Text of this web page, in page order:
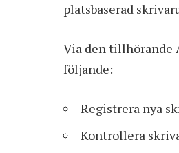
platsbaserad
Via den tillhörande
följande:
Registrera nya
Kontrollera